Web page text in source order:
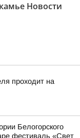
Новости
проходит на
Белогорского
фестиваль «Свет